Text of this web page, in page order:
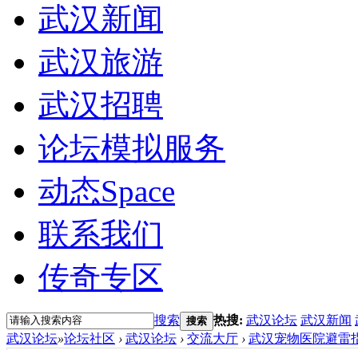
武汉新闻
武汉旅游
武汉招聘
论坛模拟服务
动态Space
联系我们
传奇专区
搜索 搜索 热搜: 武汉论坛 武汉新闻
武汉论坛»论坛社区 › 武汉论坛 › 交流大厅 › 武汉宠物医院避雷